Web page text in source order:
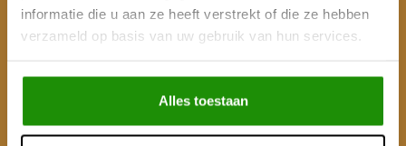
informatie die u aan ze heeft verstrekt of die ze hebben
verzameld op basis van uw gebruik van hun services.
Alles toestaan
Categorieën